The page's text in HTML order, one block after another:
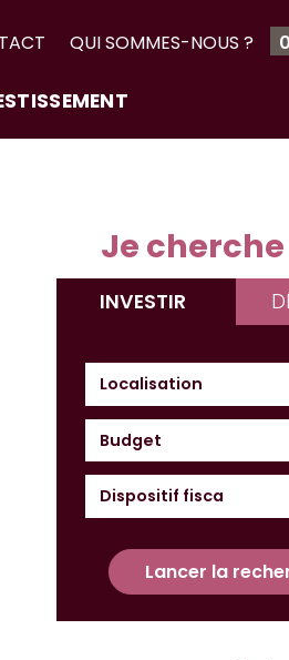
QUI SOMMES-NOUS ?
Je
INVESTIR
Budget
Lancer la